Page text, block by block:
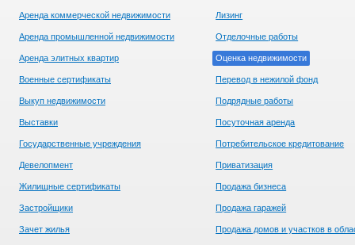
Аренда коммерческой недвижимости
Аренда промышленной недвижимости
Аренда элитных квартир
Военные сертификаты
Выкуп недвижимости
Выставки
Государственные учреждения
Девелопмент
Жилищные сертификаты
Застройщики
Зачет жилья
Лизинг
Отделочные работы
Оценка недвижимости
Перевод в нежилой фонд
Подрядные работы
Посуточная аренда
Потребительское кредитование
Приватизация
Продажа бизнеса
Продажа гаражей
Продажа домов и участков в